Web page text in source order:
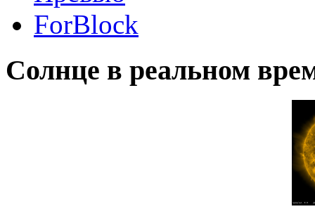
ForBlock
Солнце в реальном